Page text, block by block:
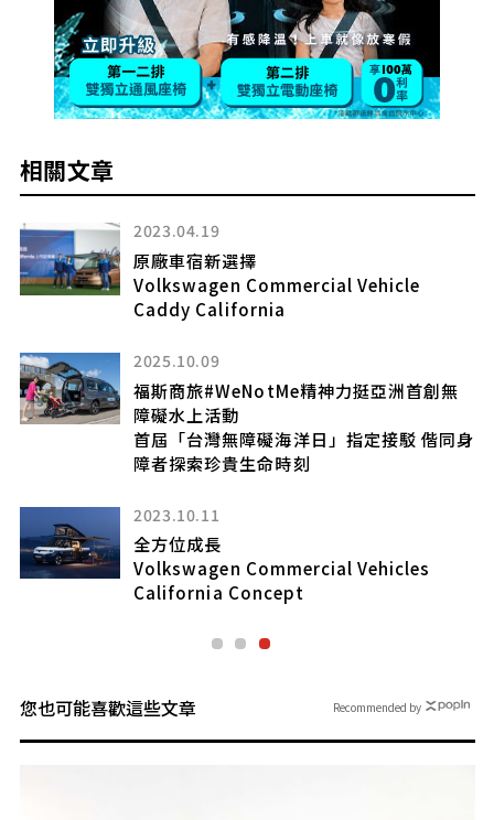
相關文章
2023.04.19
原廠車宿新選擇
Volkswagen Commercial Vehicle
Caddy California
2025.10.09
福斯商旅#WeNotMe精神力挺亞洲首創無
障礙水上活動
首屆「台灣無障礙海洋日」指定接駁 偕同身
障者探索珍貴生命時刻
2023.10.11
全方位成長
Volkswagen Commercial Vehicles
California Concept
您也可能喜歡這些文章 Recommended by